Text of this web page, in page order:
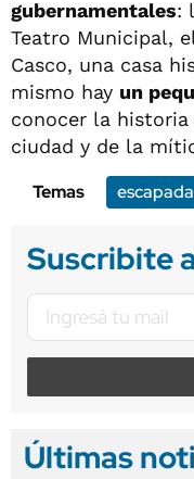
gubernamentales:
Teatro Municipal,
Casco, una casa
mismo hay un
conocer la
ciudad y de la
Temas
escapada
Suscribite
Últimas